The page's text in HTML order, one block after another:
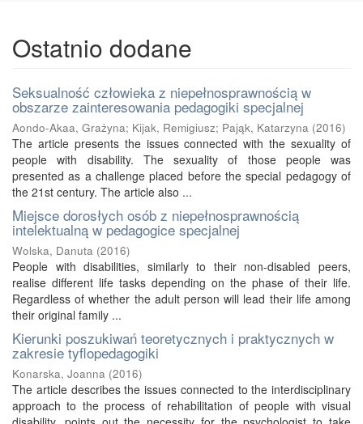
Ostatnio dodane
Seksualność człowieka z niepełnosprawnością w
obszarze zainteresowania pedagogiki specjalnej
Aondo-Akaa, Grażyna; Kijak, Remigiusz; Pająk, Katarzyna (2016)
The article presents the issues connected with the sexuality of
people with disability. The sexuality of those people was
presented as a challenge placed before the special pedagogy of
the 21st century. The article also ...
Miejsce dorosłych osób z niepełnosprawnością
intelektualną w pedagogice specjalnej
Wolska, Danuta (2016)
People with disabilities, similarly to their non-disabled peers,
realise different life tasks depending on the phase of their life.
Regardless of whether the adult person will lead their life among
their original family ...
Kierunki poszukiwań teoretycznych i praktycznych w
zakresie tyflopedagogiki
Konarska, Joanna (2016)
The article describes the issues connected to the interdisciplinary
approach to the process of rehabilitation of people with visual